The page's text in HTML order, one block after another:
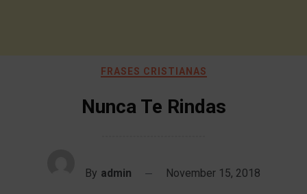
FRASES CRISTIANAS
Nunca Te Rindas
By admin November 15, 2018